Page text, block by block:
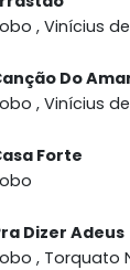
, Vinícius
Do
, Vinícius
Forte
Dizer Adeus
, Torquato